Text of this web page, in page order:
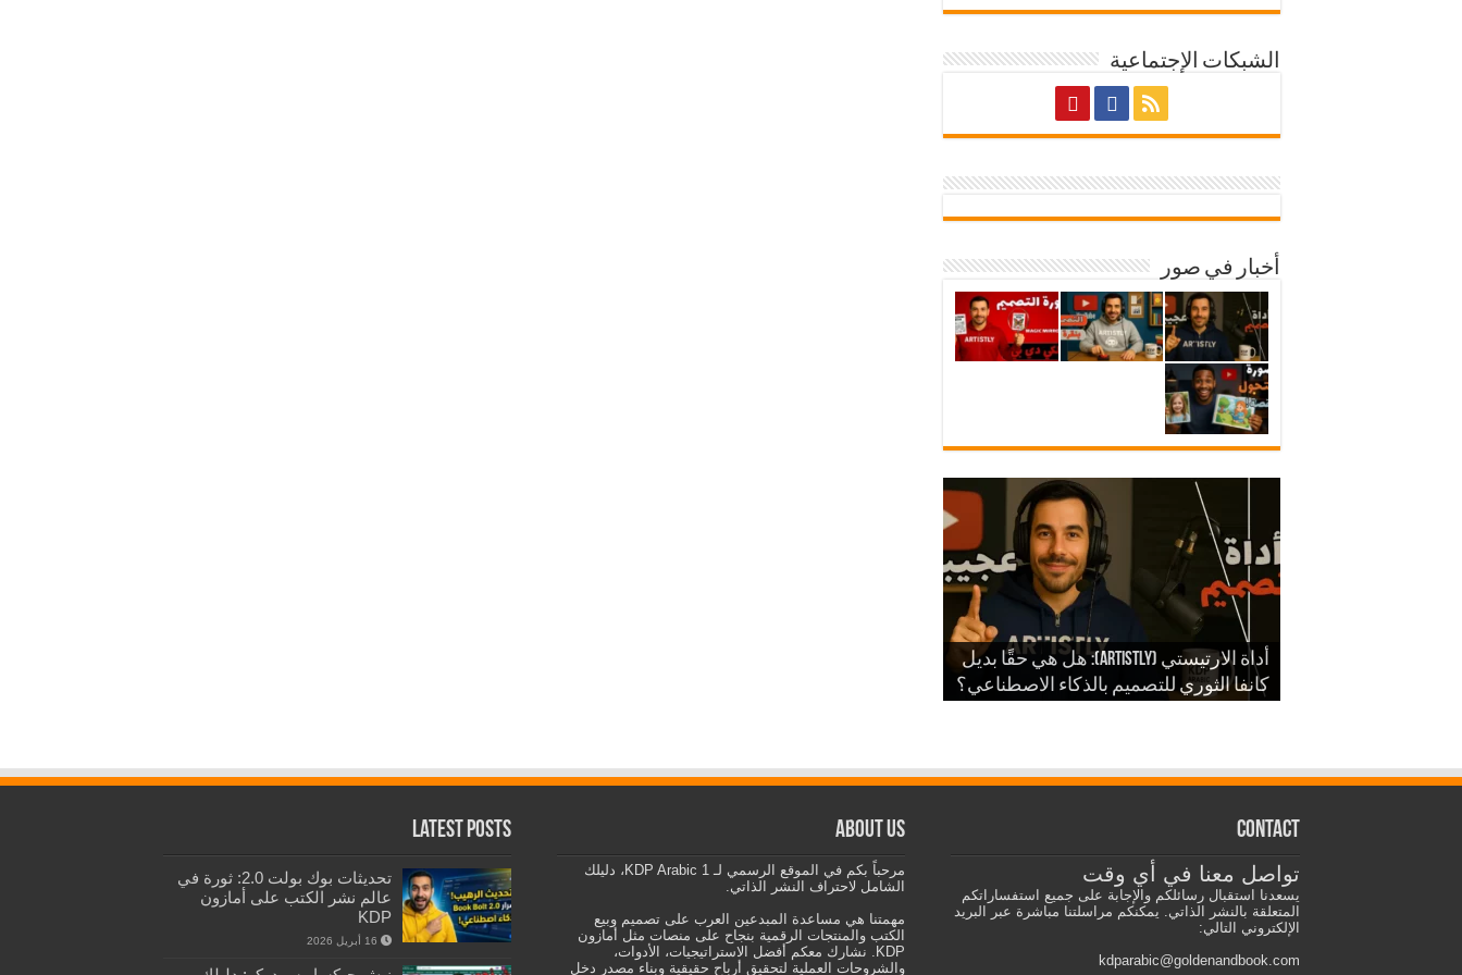
الشبكات الإجتماعية
أخبار في صور
أداة الارتيستي (Artistly): هل هي حقًا بديل
كانفا الثوري للتصميم بالذكاء الاصطناعي؟
الذكاء الاصطناعي في الكي دي بي
شرح أداة ارتيستلي 4: دليلك الشامل
للذكاء الاصطناعي في تصميمات KDP
والمزيد
Contact
تواصل معنا في أي وقت
يسعدنا استقبال رسائلكم والإجابة على جميع استفساراتكم
المتعلقة بالنشر الذاتي. يمكنكم مراسلتنا مباشرة عبر البريد
الإلكتروني التالي:
kdparabic@goldenandbook.com
About us
مرحباً بكم في الموقع الرسمي لـ KDP Arabic 1، دليلك
الشامل لاحتراف النشر الذاتي.
مهمتنا هي مساعدة المبدعين العرب على تصميم وبيع
الكتب والمنتجات الرقمية بنجاح على منصات مثل أمازون
KDP. نشارك معكم أفضل الاستراتيجيات، الأدوات،
والشروحات العملية لتحقيق أرباح حقيقية وبناء مصدر دخل
Latest Posts
تحديثات بوك بولت 2.0: ثورة في
عالم نشر الكتب على أمازون
KDP
16 أبريل 2026